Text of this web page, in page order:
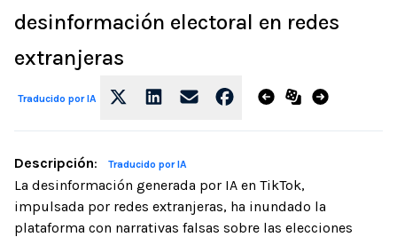
desinformación electoral en redes
extranjeras
Traducido por IA
Descripción: Traducido por IA
La desinformación generada por IA en TikTok,
impulsada por redes extranjeras, ha inundado la
plataforma con narrativas falsas sobre las elecciones